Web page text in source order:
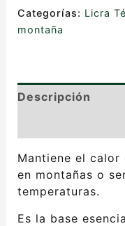
Categorías: Licra
montaña
Descripción
Mantiene el
en montañas o
temperaturas.
Es la base